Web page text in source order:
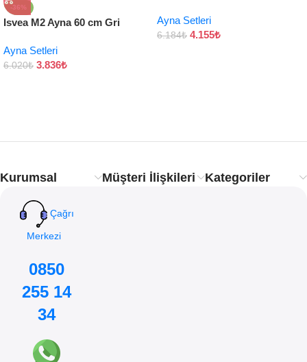
-36%
Isvea M2 Ayna 60 cm Gri
Ayna Setleri
6.020₺ 3.836₺
Ayna Setleri
6.184₺ 4.155₺
Kurumsal Müşteri İlişkileri Kategoriler
Çağrı
Merkezi
0850
255 14
34